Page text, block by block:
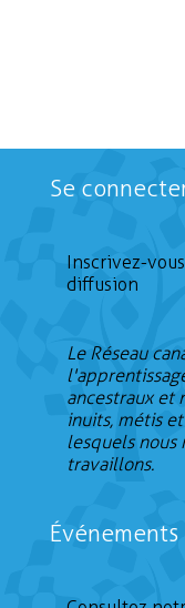
Se
Inscrivez-
diffusion
Le Réseau
ancestraux et
inuits, métis
lesquels nous
travaillons.